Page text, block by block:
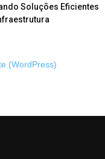
Soluções Eficientes